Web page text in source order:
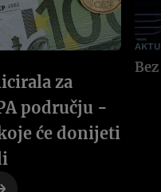
za
području -
će donijeti